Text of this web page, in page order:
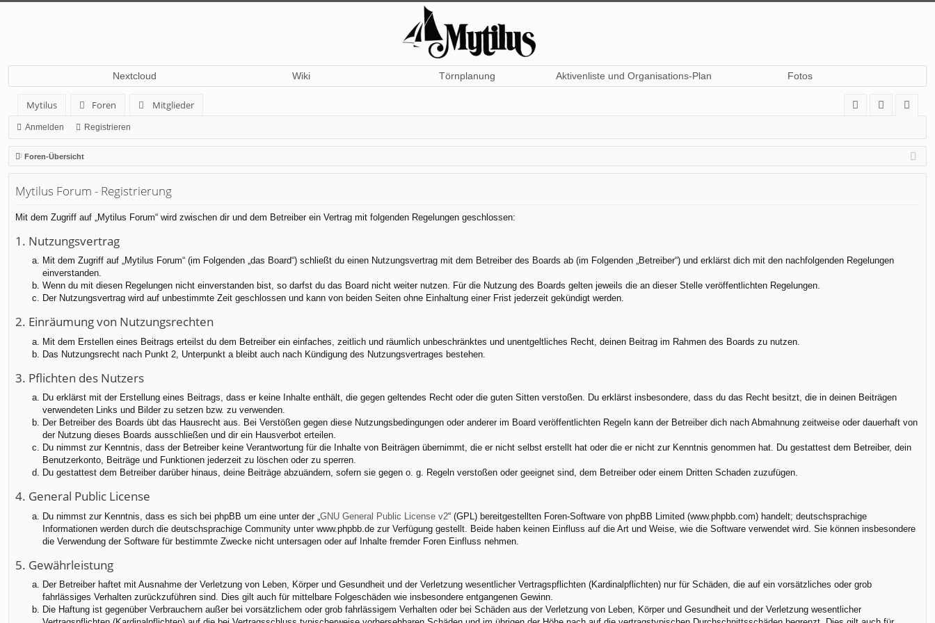
Nextcloud Wiki Törnplanung Aktivenliste und Organisations-Plan Fotos
Mytilus Foren
Mitglieder
Q
m
el
ist
rie
Anmelden Registrieren
Foren-Übersicht
Mytilus Forum - Registrierung
Mit dem Zugriff auf „Mytilus Forum“ wird zwischen dir und dem Betreiber ein Vertrag mit folgenden Regelungen geschlossen:
1. Nutzungsvertrag
Mit dem Zugriff auf „Mytilus Forum“ (im Folgenden „das Board“) schließt du einen Nutzungsvertrag mit dem Betreiber des Boards ab (im Folgenden „Betreiber“) und erklärst dich mit den nachfolgenden Regelungen
einverstanden.
Wenn du mit diesen Regelungen nicht einverstanden bist, so darfst du das Board nicht weiter nutzen. Für die Nutzung des Boards gelten jeweils die an dieser Stelle veröffentlichten Regelungen.
Der Nutzungsvertrag wird auf unbestimmte Zeit geschlossen und kann von beiden Seiten ohne Einhaltung einer Frist jederzeit gekündigt werden.
2. Einräumung von Nutzungsrechten
Mit dem Erstellen eines Beitrags erteilst du dem Betreiber ein einfaches, zeitlich und räumlich unbeschränktes und unentgeltliches Recht, deinen Beitrag im Rahmen des Boards zu nutzen.
Das Nutzungsrecht nach Punkt 2, Unterpunkt a bleibt auch nach Kündigung des Nutzungsvertrages bestehen.
3. Pflichten des Nutzers
Du erklärst mit der Erstellung eines Beitrags, dass er keine Inhalte enthält, die gegen geltendes Recht oder die guten Sitten verstoßen. Du erklärst insbesondere, dass du das Recht besitzt, die in deinen Beiträgen
verwendeten Links und Bilder zu setzen bzw. zu verwenden.
Der Betreiber des Boards übt das Hausrecht aus. Bei Verstößen gegen diese Nutzungsbedingungen oder anderer im Board veröffentlichten Regeln kann der Betreiber dich nach Abmahnung zeitweise oder dauerhaft von
der Nutzung dieses Boards ausschließen und dir ein Hausverbot erteilen.
Du nimmst zur Kenntnis, dass der Betreiber keine Verantwortung für die Inhalte von Beiträgen übernimmt, die er nicht selbst erstellt hat oder die er nicht zur Kenntnis genommen hat. Du gestattest dem Betreiber, dein
Benutzerkonto, Beiträge und Funktionen jederzeit zu löschen oder zu sperren.
Du gestattest dem Betreiber darüber hinaus, deine Beiträge abzuändern, sofern sie gegen o. g. Regeln verstoßen oder geeignet sind, dem Betreiber oder einem Dritten Schaden zuzufügen.
4. General Public License
Du nimmst zur Kenntnis, dass es sich bei phpBB um eine unter der „ GNU General Public License v2“ (GPL) bereitgestellten Foren-Software von phpBB Limited (www.phpbb.com) handelt; deutschsprachige
Informationen werden durch die deutschsprachige Community unter www.phpbb.de zur Verfügung gestellt. Beide haben keinen Einfluss auf die Art und Weise, wie die Software verwendet wird. Sie können insbesondere
die Verwendung der Software für bestimmte Zwecke nicht untersagen oder auf Inhalte fremder Foren Einfluss nehmen.
5. Gewährleistung
Der Betreiber haftet mit Ausnahme der Verletzung von Leben, Körper und Gesundheit und der Verletzung wesentlicher Vertragspflichten (Kardinalpflichten) nur für Schäden, die auf ein vorsätzliches oder grob
fahrlässiges Verhalten zurückzuführen sind. Dies gilt auch für mittelbare Folgeschäden wie insbesondere entgangenen Gewinn.
Die Haftung ist gegenüber Verbrauchern außer bei vorsätzlichem oder grob fahrlässigem Verhalten oder bei Schäden aus der Verletzung von Leben, Körper und Gesundheit und der Verletzung wesentlicher